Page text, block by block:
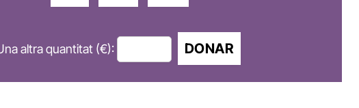
altra quantitat (€): DONAR